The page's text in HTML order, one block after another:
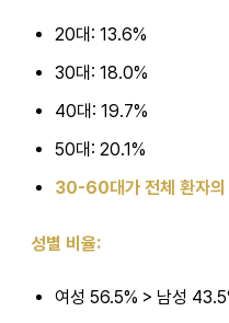
20대: 13.6%
30대: 18.0%
40대: 19.7%
50대: 20.1%
30-60대가 전체 환자
성별 비율:
여성 56.5% > 남성